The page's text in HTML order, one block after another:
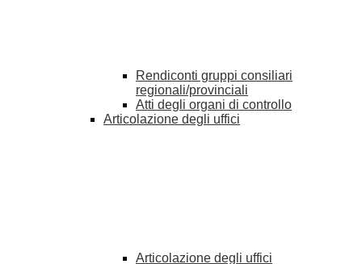
Rendiconti gruppi consiliari
regionali/provinciali
Atti degli organi di controllo
Articolazione degli uffici
Articolazione degli uffici